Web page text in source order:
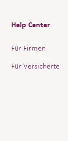
Help Center
Für Firmen
Für Versicherte